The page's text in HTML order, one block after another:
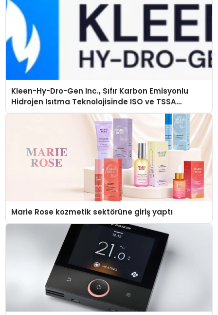
Kleen-Hy-Dro-Gen Inc., Sıfır Karbon Emisyonlu
Hidrojen Isıtma Teknolojisinde ISO ve TSSA
Düzenleyici Onaylarını Aldı
Marie Rose kozmetik sektörüne giriş yaptı